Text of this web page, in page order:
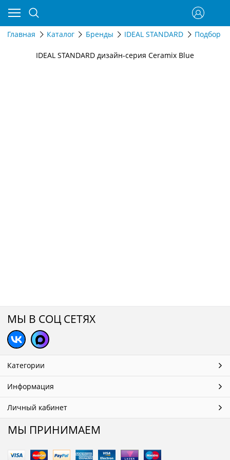
Главная Каталог Бренды IDEAL STANDARD Подбор
IDEAL STANDARD дизайн-серия Ceramix Blue
МЫ В СОЦ СЕТЯХ
Категории
Информация
Личный кабинет
МЫ ПРИНИМАЕМ